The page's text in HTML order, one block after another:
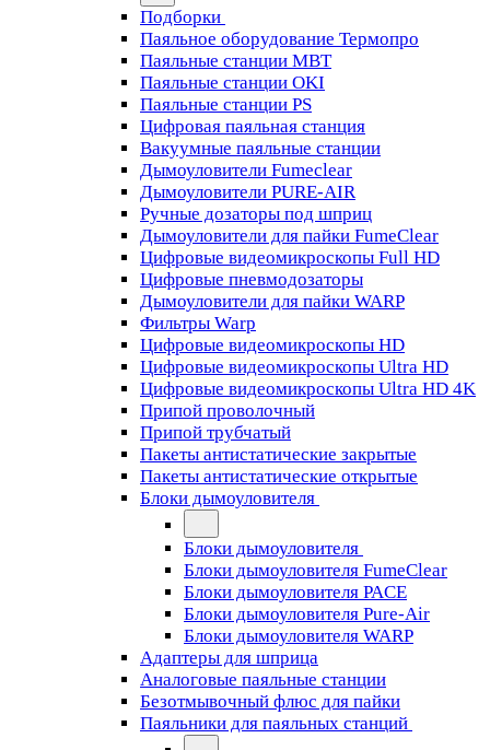
Подборки
Паяльное оборудование Термопро
Паяльные станции MBT
Паяльные станции OKI
Паяльные станции PS
Цифровая паяльная станция
Вакуумные паяльные станции
Дымоуловители Fumeclear
Дымоуловители PURE-AIR
Ручные дозаторы под шприц
Дымоуловители для пайки FumeClear
Цифровые видеомикроскопы Full HD
Цифровые пневмодозаторы
Дымоуловители для пайки WARP
Фильтры Warp
Цифровые видеомикроскопы HD
Цифровые видеомикроскопы Ultra HD
Цифровые видеомикроскопы Ultra HD 4K
Припой проволочный
Припой трубчатый
Пакеты антистатические закрытые
Пакеты антистатические открытые
Блоки дымоуловителя
Блоки дымоуловителя
Блоки дымоуловителя FumeClear
Блоки дымоуловителя PACE
Блоки дымоуловителя Pure-Air
Блоки дымоуловителя WARP
Адаптеры для шприца
Аналоговые паяльные станции
Безотмывочный флюс для пайки
Паяльники для паяльных станций